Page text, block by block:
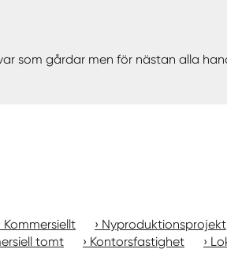
som gårdar men för nästan alla
Kommersiellt Nyproduktionsprojekt
tomt Kontorsfastighet